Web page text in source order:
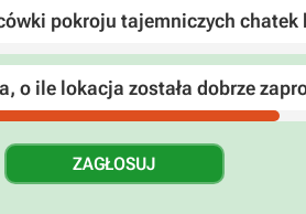
pokroju tajemniczych chatek
o ile lokacja została dobrze